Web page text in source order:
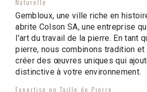
Naturelle
Gembloux, une ville riche en
abrite Colson SA, une entreprise
l'art du travail de la pierre. En tant
pierre, nous combinons tradition et
créer des œuvres uniques qui
distinctive à votre environnement.
Expertise en Taille de Pierre